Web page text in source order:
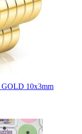
GOLD 10x3mm